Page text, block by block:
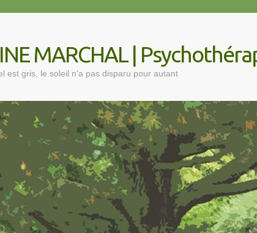
MARCHAL |
est gris, le soleil n'a pas disparu pour autant